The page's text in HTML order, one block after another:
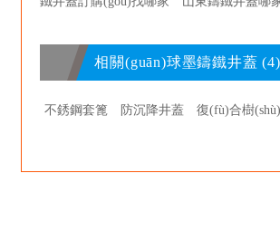
相關(guān)球墨鑄鐵井蓋
不銹鋼套篦 防沉降井蓋 復(fù)合樹